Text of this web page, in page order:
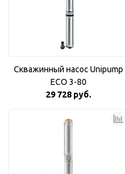
Скважинный насос Unipump
ECO 3-80
29 728 руб.